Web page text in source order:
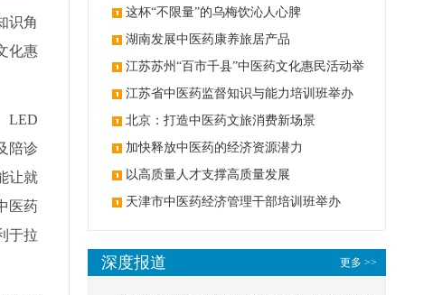
识角
化惠
LED
陪诊
让就
医药
于拉
这杯“不限量”的乌梅饮沁人心脾
湖南发展中医药康养旅居产品
江苏苏州“百市千县”中医药文化惠民活动举
办 江苏省中医药监督知识与能力培训班举办
北京：打造中医药文旅消费新场景
加快释放中医药的经济资源潜力
以高质量人才支撑高质量发展
天津市中医药经济管理干部培训班举办
更多 >>
深度报道